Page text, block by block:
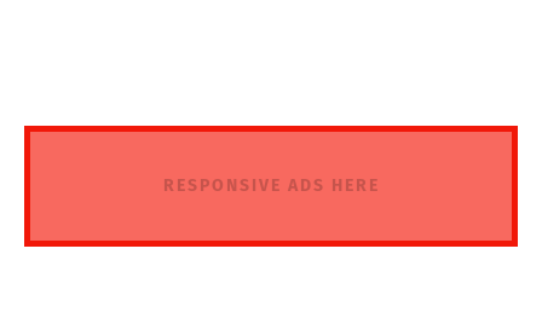
RESPONSIVE ADS HERE